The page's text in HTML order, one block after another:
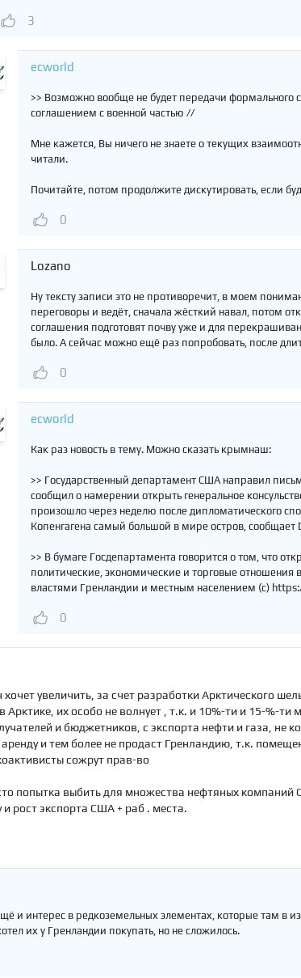
3
ecworld
>> Возможно вообще не будет передачи формального
соглашением с военной частью //
Мне кажется, Вы ничего не знаете о текущих
читали.
Почитайте, потом продолжите дискутировать, если
0
Lozano
Ну тексту записи это не противоречит, в моем
переговоры и ведёт, сначала жёсткий навал, потом
соглашения подготовят почву уже и для
было. А сейчас можно ещё раз попробовать, после
0
ecworld
Как раз новость в тему. Можно сказать крымнаш:
>> Государственный департамент США направил
сообщил о намерении открыть генеральное
произошло через неделю после дипломатического
Копенгагена самый большой в мире остров, сообщает
>> В бумаге Госдепартамента говорится о том, что
политические, экономические и торговые отношения
властями Гренландии и местным населением (с)
0
хочет увеличить, за счет разработки Арктического
Арктике, их особо не волнует , т.к. и 10%-ти и 15-%-
и бюджетников, с экспорта нефти и газа, не
и тем более не продаст Гренландию, т.к.
сожрут прав-во
попытка выбить для множества нефтяных компаний
и рост экспорта США + раб . места.
и интерес в редкоземельных элементах, которые там в
их у Гренландии покупать, но не сложилось.